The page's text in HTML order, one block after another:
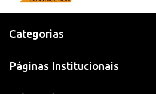
Categorias
Páginas Institucionais